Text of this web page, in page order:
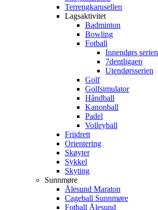
Terrengkarusellen
Lagsaktivitet
Badminton
Bowling
Fotball
Innendørs serien
7dentligaen
Utendørsserien
Golf
Golfsimulator
Håndball
Kanonball
Padel
Volleyball
Friidrett
Orientering
Skøyter
Sykkel
Skyting
Sunnmøre
Ålesund Maraton
Cageball Sunnmøre
Fotball Ålesund